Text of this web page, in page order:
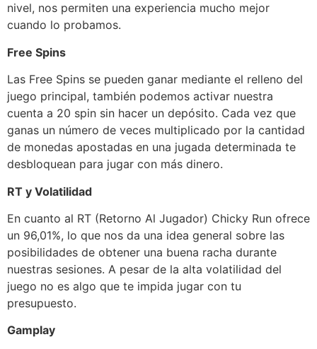
nivel, nos permiten una experiencia mucho mejor
cuando lo probamos.
Free Spins
Las Free Spins se pueden ganar mediante el relleno del
juego principal, también podemos activar nuestra
cuenta a 20 spin sin hacer un depósito. Cada vez que
ganas un número de veces multiplicado por la cantidad
de monedas apostadas en una jugada determinada te
desbloquean para jugar con más dinero.
RT y Volatilidad
En cuanto al RT (Retorno Al Jugador) Chicky Run ofrece
un 96,01%, lo que nos da una idea general sobre las
posibilidades de obtener una buena racha durante
nuestras sesiones. A pesar de la alta volatilidad del
juego no es algo que te impida jugar con tu
presupuesto.
Gamplay